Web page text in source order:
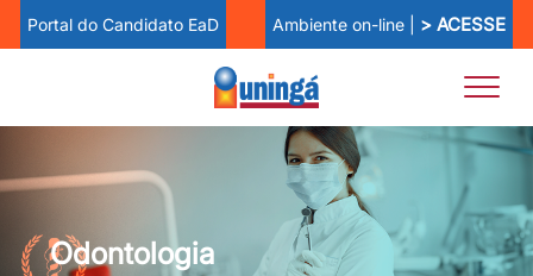
Portal do Candidato EaD Ambiente on-line | > ACESSE
Odontologia